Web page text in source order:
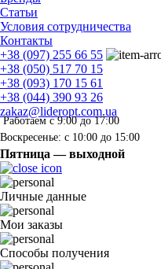
Статьи
Условия сотрудничества
Контакты
+38 (097) 255 66 55
+38 (050) 517 70 15
+38 (093) 170 15 61
+38 (044) 390 93 26
zakaz@lideropt.com.ua
Работаем с 9:00 до 17:00
Воскресенье: с 10:00 до 15:00
Пятница — выходной
Личные данные
Мои заказы
Способы получения